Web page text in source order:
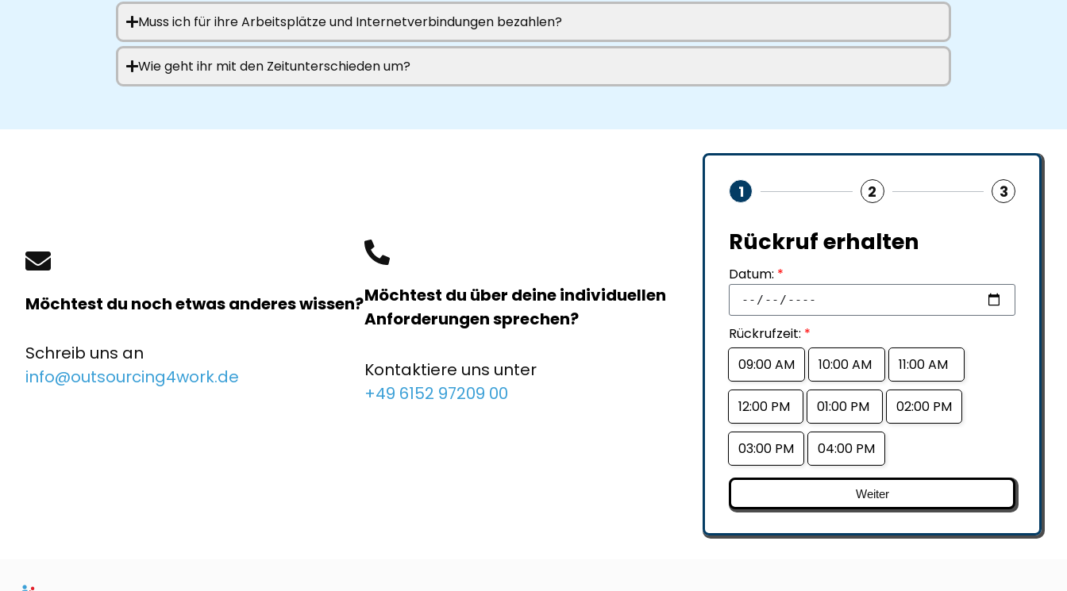
Muss ich für ihre Arbeitsplätze und Internetverbindungen bezahlen?
Wie geht ihr mit den Zeitunterschieden um?
Möchtest du noch etwas anderes wissen?
Schreib uns an
info@outsourcing4work.de
Möchtest du über deine individuellen
Anforderungen sprechen?
Kontaktiere uns unter
+49 6152 97209 00
1 2 3
Rückruf erhalten
Datum: *
Rückrufzeit: *
09:00 AM
10:00 AM 11:00 AM
12:00 PM 01:00 PM 02:00 PM
03:00 PM 04:00 PM
Weiter